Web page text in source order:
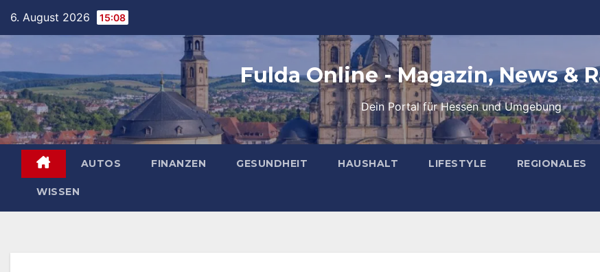
content
6. August 2026 15:08
Fulda Online - Magazin, News &
Dein Portal für Hessen und Umgebung
AUTOS FINANZEN GESUNDHEIT HAUSHALT LIFESTYLE REGIONALES
WISSEN